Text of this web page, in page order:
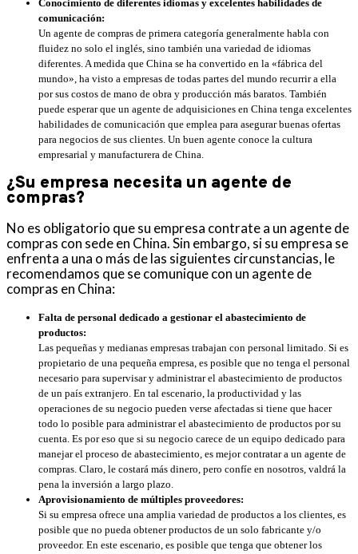
Conocimiento de diferentes idiomas y excelentes habilidades de
comunicación:
Un agente de compras de primera categoría generalmente habla con
fluidez no solo el inglés, sino también una variedad de idiomas
diferentes. A medida que China se ha convertido en la «fábrica del
mundo», ha visto a empresas de todas partes del mundo recurrir a ella
por sus costos de mano de obra y producción más baratos. También
puede esperar que un agente de adquisiciones en China tenga excelentes
habilidades de comunicación que emplea para asegurar buenas ofertas
para negocios de sus clientes. Un buen agente conoce la cultura
empresarial y manufacturera de China.
¿Su empresa necesita un agente de
compras?
No es obligatorio que su empresa contrate a un agente de
compras con sede en China. Sin embargo, si su empresa se
enfrenta a una o más de las siguientes circunstancias, le
recomendamos que se comunique con un agente de
compras en China:
Falta de personal dedicado a gestionar el abastecimiento de
productos:
Las pequeñas y medianas empresas trabajan con personal limitado. Si es
propietario de una pequeña empresa, es posible que no tenga el personal
necesario para supervisar y administrar el abastecimiento de productos
de un país extranjero. En tal escenario, la productividad y las
operaciones de su negocio pueden verse afectadas si tiene que hacer
todo lo posible para administrar el abastecimiento de productos por su
cuenta. Es por eso que si su negocio carece de un equipo dedicado para
manejar el proceso de abastecimiento, es mejor contratar a un agente de
compras. Claro, le costará más dinero, pero confíe en nosotros, valdrá la
pena la inversión a largo plazo.
Aprovisionamiento de múltiples proveedores:
Si su empresa ofrece una amplia variedad de productos a los clientes, es
posible que no pueda obtener productos de un solo fabricante y/o
proveedor. En este escenario, es posible que tenga que obtener los